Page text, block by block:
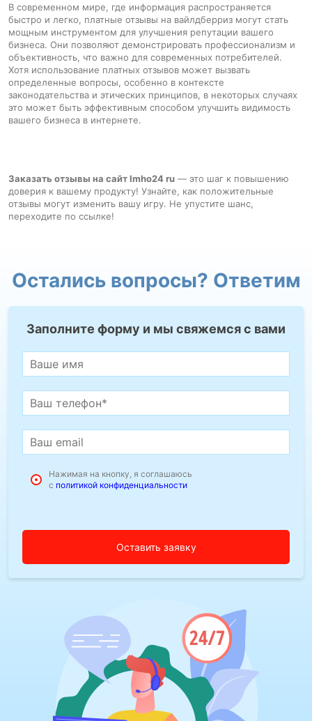
В современном мире, где информация распространяется
быстро и легко, платные отзывы на вайлдберриз могут стать
мощным инструментом для улучшения репутации вашего
бизнеса. Они позволяют демонстрировать профессионализм и
объективность, что важно для современных потребителей.
Хотя использование платных отзывов может вызвать
определенные вопросы, особенно в контексте
законодательства и этических принципов, в некоторых случаях
это может быть эффективным способом улучшить видимость
вашего бизнеса в интернете.
Заказать отзывы на сайт Imho24 ru — это шаг к повышению
доверия к вашему продукту! Узнайте, как положительные
отзывы могут изменить вашу игру. Не упустите шанс,
переходите по ссылке!
Остались вопросы? Ответим
Заполните форму и мы свяжемся с вами
Нажимая на кнопку, я соглашаюсь
с политикой конфиденциальности